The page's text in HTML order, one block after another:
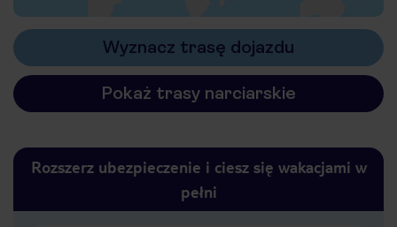
Wyznacz trasę dojazdu
Pokaż trasy narciarskie
Rozszerz ubezpieczenie i ciesz się wakacjami w
pełni